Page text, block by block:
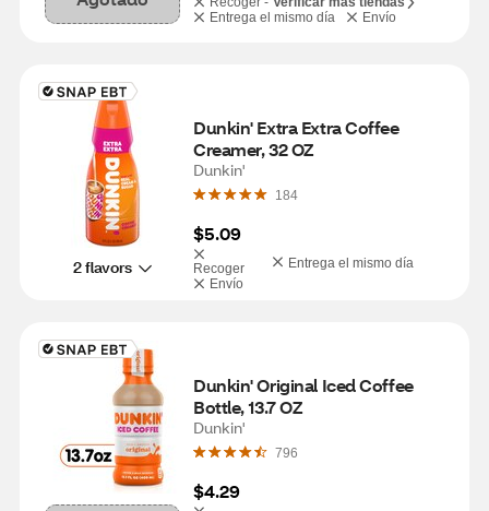
Entrega el mismo día
Envío
2 flavors
Dunkin' Extra Extra Coffee
Creamer, 32 OZ
Dunkin'
184
$5.09
Recoger
Entrega el mismo día
Envío
Dunkin' Original Iced Coffee
Bottle, 13.7 OZ
Dunkin'
796
$4.29